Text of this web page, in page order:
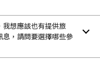
我想應該也有提供旅
，請問要選擇哪些參